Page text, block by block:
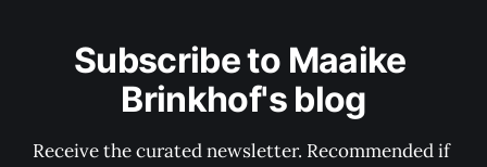
Subscribe to Maaike
Brinkhof's blog
Receive the curated newsletter. Recommended if